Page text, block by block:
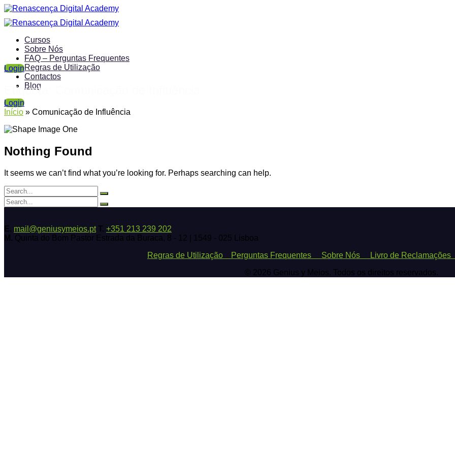
Cursos
Sobre Nós
FAQ – Perguntas Frequentes
Regras de Utilização
Contactos
Blog
Login
Login
Etiqueta:
Início » Comunicação de Influência
Nothing Found
It seems we can’t find what you’re looking for. Perhaps searching can help.
E. mail@geniusymeios.pt T. +351 213 239 202
M. Quinta do Bom Pastor Estrada da Buraca, 8 - 12 | 1549 - 025 Lisboa
Regras de Utilização
Perguntas Frequentes Sobre Nós Livro de
© 2026 Genius y Meios. Todos os direitos reservados.